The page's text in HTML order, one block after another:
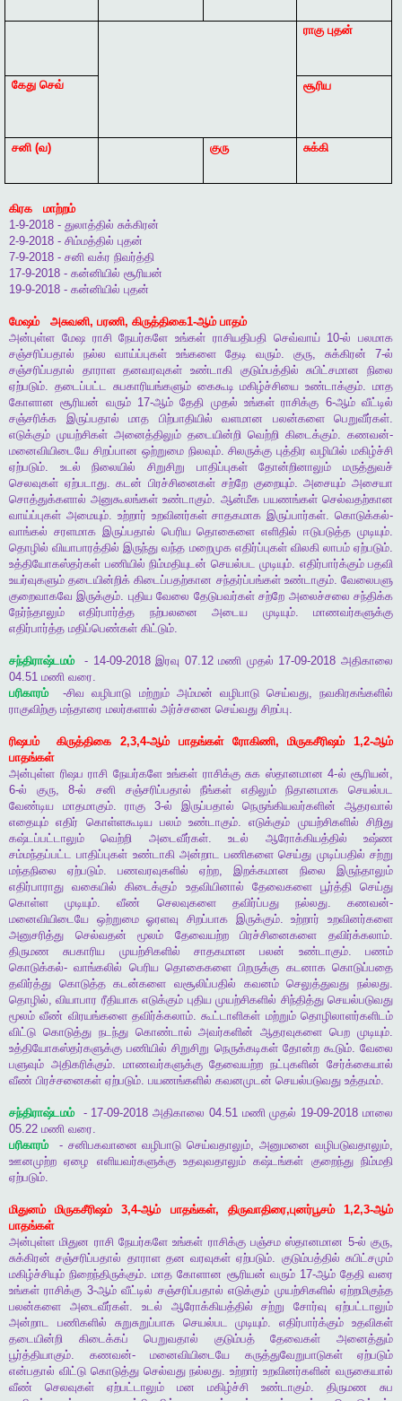
ராகு புதன்
கேது செவ் சூரிய
சனி (வ) குரு சுக்கி
கிரக
மாற்றம்
1-9-2018 - துலாத்தில் சுக்கிரன்
2-9-2018 - சிம்மத்தில் புதன்
7-9-2018 - சனி வக்ர நிவர்த்தி
17-9-2018 - கன்னியில் சூரியன்
19-9-2018 - கன்னியில் புதன்
மேஷம் அசுவனி, பரணி, கிருத்திகை1-ஆம் பாதம்
அன்புள்ள மேஷ ராசி நேயர்களே உங்கள் ராசியதிபதி செவ்வாய்10-ல் பலமாக
சஞ்சரிப்பதால்
நல்ல வாய்ப்புகள் உங்களை தேடி வரும். குரு, சுக்கிரன் 7-ல்
சஞ்சரிப்பதால்
தாராள தனவரவுகள் உண்டாகி குடும்பத்தில் சுபிட்சமான
நிலை
ஏற்படும். தடைப்பட்ட சுபகாரியங்களும் கைகூடி மகிழ்ச்சியை உண்டாக்கும்.மாத
கோளான சூரியன் வரும்17-ஆம் தேதி முதல் உங்கள் ராசிக்கு 6-ஆம் வீட்டில்
சஞ்சரிக்க
இருப்பதால் மாத பிற்பாதியில் வளமான பலன்களை பெறுவீர்கள்.
எடுக்கும் முயற்சிகள் அனைத்திலும் தடையின்றி வெற்றி கிடைக்கும். கணவன்-
மனைவியிடையே சிறப்பான ஒற்றுமை நிலவும்.சிலருக்கு புத்திர வழியில் மகிழ்ச்சி
ஏற்படும். உடல் நிலையில் சிறுசிறு பாதிப்புகள் தோன்றினாலும்
மருத்துவச்
செலவுகள் ஏற்படாது.கடன் பிரச்சினைகள் சற்றே குறையும்.அசையும் அசையா
சொத்துக்களால் அனுகூலங்கள் உண்டாகும். ஆன்மீக பயணங்கள் செல்வதற்கான
வாய்ப்புகள் அமையும். உற்றார் உறவினர்கள் சாதகமாக இருப்பார்கள்.கொடுக்கல்-
வாங்கல் சரளமாக இருப்பதால் பெரிய தொகைளை எளிதில் ஈடுபடுத்த முடியும்.
தொழில் வியாபாரத்தில் இருந்து வந்த மறைமுக எதிர்ப்புகள் விலகி லாபம் ஏற்படும்.
உத்தியோகஸ்தர்கள் பணியில் நிம்மதியுடன் செயல்பட முடியும். எதிர்பார்க்கும் பதவி
உயர்வுகளும் தடையின்றிக் கிடைப்பதற்கான சந்தர்ப்பங்கள் உண்டாகும்.வேலைபளு
குறைவாகவே இருக்கும். புதிய வேலை தேடுபவர்கள் சற்றே அலைச்சலை சந்திக்க
நேர்ந்தாலும்
எதிர்பார்த்த நற்பலனை அடைய முடியும்.மாணவர்களுக்கு
எதிர்பார்த்த மதிப்பெண்கள் கிட்டும்.
சந்திராஷ்டமம் - 14-09-2018இரவு 07.12மணி முதல் 17-09-2018அதிகாலை
04.51 மணி வரை.
பரிகாரம்
-சிவ வழிபாடு மற்றும் அம்மன் வழிபாடு செய்வது, நவகிரகங்களில்
ராகுவிற்கு மந்தாரை மலர்களால் அர்ச்சனை செய்வது சிறப்பு.
ரிஷபம் கிருத்திகை 2,3,4-ஆம் பாதங்கள் ரோகிணி,மிருகசீரிஷம்1,2-ஆம்
பாதங்கள்
அன்புள்ள ரிஷப ராசி நேயர்களே உங்கள் ராசிக்கு சுக ஸ்தானமான 4-ல் சூரியன்,
6-ல் குரு, 8-ல் சனி சஞ்சரிப்பதால் நீங்கள் எதிலும் நிதானமாக
செயல்பட
வேண்டிய
மாதமாகும்.ராகு 3-ல் இருப்பதால் நெருங்கியவர்களின்
ஆதரவால்
எதையும் எதிர் கொள்ளகூடிய பலம் உண்டாகும்.எடுக்கும் முயற்சிகளில்
சிறிது
கஷ்டப்பட்டாலும்
வெற்றி அடைவீர்கள்.உடல் ஆரோக்கியத்தில்
உஷ்ண
சம்மந்தப்பட்ட பாதிப்புகள் உண்டாகி அன்றாட பணிகளை செய்து முடிப்பதில் சற்று
மந்தநிலை
ஏற்படும். பணவரவுகளில் ஏற்ற, இறக்கமான நிலை
இருந்தாலும்
எதிர்பாராது
வகையில் கிடைக்கும் உதவியினால் தேவைகளை பூர்த்தி
செய்து
கொள்ள
முடியும்.வீண் செலவுகளை தவிர்ப்பது நல்லது.கணவன்-
மனைவியிடையே ஒற்றுமை ஓரளவு சிறப்பாக இருக்கும்.உற்றார்
உறவினர்களை
அனுசரித்து
செல்வதன் மூலம் தேவையற்ற பிரச்சினைகளை தவிர்க்கலாம்.
திருமண
சுபகாரிய முயற்சிகளில் சாதகமான பலன் உண்டாகும்.பணம்
கொடுக்கல்-வாங்கலில் பெரிய தொகைகளை பிறருக்கு கடனாக கொடுப்பதை
தவிர்த்து கொடுத்த கடன்களை வசூலிப்பதில் கவனம் செலுத்துவது நல்லது.
தொழில்,வியாபார ரீதியாக எடுக்கும் புதிய முயற்சிகளில் சிந்தித்து செயல்படுவது
மூலம் வீண் விரயங்களை தவிர்க்கலாம்.கூட்டாளிகள் மற்றும் தொழிலாளர்களிடம்
விட்டு கொடுத்து நடந்து கொண்டால் அவர்களின் ஆதரவுகளை பெற முடியும்.
உத்தியோகஸ்தர்களுக்கு பணியில் சிறுசிறு நெருக்கடிகள் தோன்ற கூடும்.வேலை
பளுவும் அதிகரிக்கும். மாணவர்களுக்கு தேவையற்ற நட்புகளின்
சேர்க்கையால்
வீண் பிரச்சனைகள் ஏற்படும். பயணங்களில் கவனமுடன் செயல்படுவது உத்தமம்.
சந்திராஷ்டமம் - 17-09-2018அதிகாலை 04.51 மணி முதல் 19-09-2018மாலை
05.22 மணி வரை.
பரிகாரம்
- சனிபகவானை வழிபாடு செய்வதாலும்,அனுமனை வழிபடுவதாலும்,
ஊனமுற்ற ஏழை எளியவர்களுக்கு உதவுவதாலும் கஷ்டங்கள் குறைந்து நிம்மதி
ஏற்படும்.
மிதுனம் மிருகசீரிஷம்3,4-ஆம் பாதங்கள், திருவாதிரை,புனர்பூசம்1,2,3-ஆம்
பாதங்கள்
அன்புள்ள மிதுன ராசி நேயர்களே உங்கள் ராசிக்கு பஞ்சம ஸ்தானமான 5-ல் குரு,
சுக்கிரன் சஞ்சரிப்பதால் தாராள தன வரவுகள் ஏற்படும். குடும்பத்தில் சுபிட்சமும்
மகிழ்ச்சியும் நிறைந்திருக்கும்.மாத கோளான சூரியன் வரும்17-ஆம் தேதி வரை
உங்கள் ராசிக்கு 3-ஆம் வீட்டில் சஞ்சரிப்பதால் எடுக்கும் முயற்சிகளில் ஏற்றமிகுந்த
பலன்களை
அடைவீர்கள். உடல் ஆரோக்கியத்தில் சற்று சோர்வு
ஏற்பட்டாலும்
அன்றாட
பணிகளில் சுறுசுறுப்பாக செயல்பட முடியும்.எதிர்பார்க்கும்
உதவிகள்
தடையின்றி
கிடைக்கப் பெறுவதால் குடும்பத் தேவைகள்
அனைத்தும்
பூர்த்தியாகும். கணவன்- மனைவியிடையே கருத்துவேறுபாடுகள்
ஏற்படும்
என்பதால் விட்டு கொடுத்து செல்வது நல்லது.உற்றார் உறவினர்களின் வருகையால்
வீண்
செலவுகள் ஏற்பட்டாலும் மன மகிழ்ச்சி உண்டாகும். திருமண
சுப